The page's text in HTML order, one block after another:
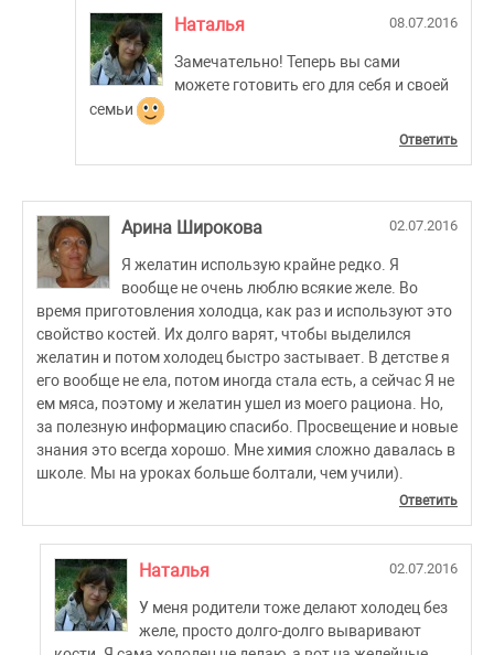
Наталья 08.07.2016
Замечательно! Теперь вы сами
можете готовить его для себя и своей
семьи
Ответить
Арина Широкова 02.07.2016
Я желатин использую крайне редко. Я
вообще не очень люблю всякие желе. Во
время приготовления холодца, как раз и используют это
свойство костей. Их долго варят, чтобы выделился
желатин и потом холодец быстро застывает. В детстве я
его вообще не ела, потом иногда стала есть, а сейчас Я не
ем мяса, поэтому и желатин ушел из моего рациона. Но,
за полезную информацию спасибо. Просвещение и новые
знания это всегда хорошо. Мне химия сложно давалась в
школе. Мы на уроках больше болтали, чем учили).
Ответить
Наталья 02.07.2016
У меня родители тоже делают холодец без
желе, просто долго-долго вываривают